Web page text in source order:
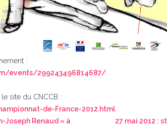
:
events/299243496814687/
site du CNCCB :
de-France-2012.html
Joseph Renaud » à
27 mai 2012 :